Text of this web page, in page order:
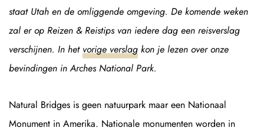
staat Utah en de omliggende omgeving. De komende weken
zal er op Reizen & Reistips van iedere dag een reisverslag
verschijnen. In het vorige verslag kon je lezen over onze
bevindingen in Arches National Park.
Natural Bridges is geen natuurpark maar een Nationaal
Monument in Amerika. Nationale monumenten worden in